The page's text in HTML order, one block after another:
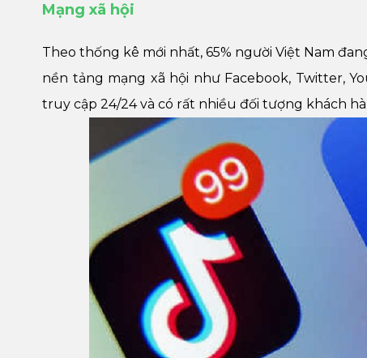
Mạng xã hội
Theo thống kê mới nhất, 65% người Việt Nam
nền tảng mạng xã hội như Facebook, Twitter,
truy cập 24/24 và có rất nhiều đối tượng khách